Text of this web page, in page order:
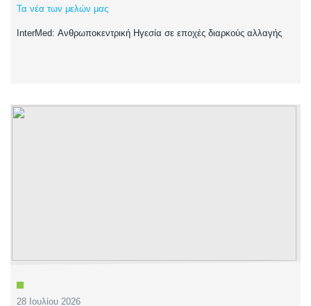
Τα νέα των μελών μας
InterMed: Ανθρωποκεντρική Ηγεσία σε εποχές διαρκούς αλλαγής
28 Ιουλίου 2026